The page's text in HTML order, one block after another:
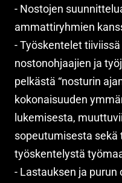
- Nostojen
ammattiryhmien
- Työskentelet
nostonohjaajien ja
pelkästä “nosturin
kokonaisuuden
lukemisesta,
sopeutumisesta sekä
työskentelystä
- Lastauksen ja purun